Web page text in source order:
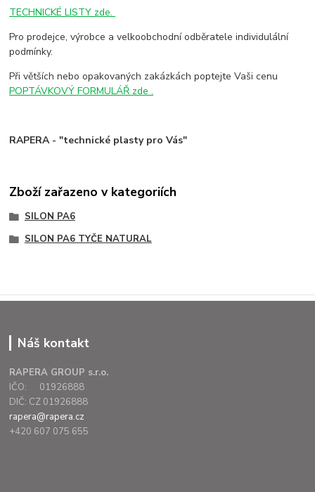
TECHNICKÉ LISTY zde.
Pro prodejce, výrobce a velkoobchodní odběratele individulální
podmínky.
Při větších nebo opakovaných zakázkách poptejte Vaši cenu
POPTÁVKOVÝ FORMULÁŘ zde .
RAPERA - "technické plasty pro Vás"
Zboží zařazeno v kategoriích
SILON PA6
SILON PA6 TYČE NATURAL
Náš kontakt
RAPERA GROUP s.r.o.
IČO: 01926888
DIČ: CZ 01926888
rapera@rapera.cz
+420 607 075 655